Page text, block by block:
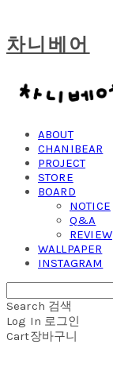
차니베어
ABOUT
CHANIBEAR
PROJECT
STORE
BOARD
NOTICE
Q&A
REVIEW
WALLPAPER
INSTAGRAM
Search 검색
Log In 로그인
Cart장바구니